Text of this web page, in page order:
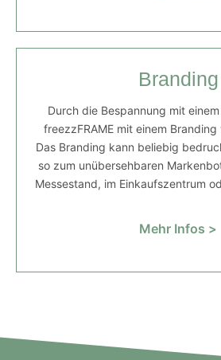
Branding
Durch die Bespannung mit
freezzFRAME mit einem
Das Branding kann beliebig
so zum unübersehbaren
Messestand, im Einkaufszentrum
Mehr Infos >